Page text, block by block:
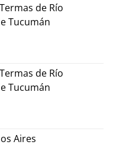
de Río
Tucumán
de Río
Tucumán
Aires